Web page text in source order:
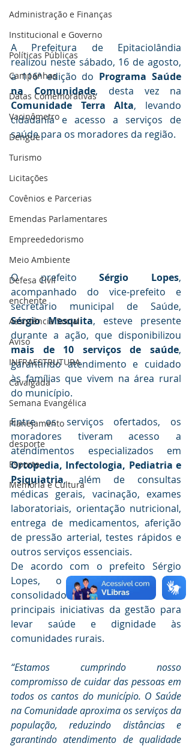
Administração e Finanças
Institucional e Governo
Políticas Públicas
Campanhas
Datas Comemorativas
Vacinômetro
Dengue
Turismo
Licitações
Covênios e Parcerias
Emendas Parlamentares
Empreededorismo
Meio Ambiente
Defesa Civil
enchente
Assistência Social
Aviso
INFRAESTRUTURA
Cavalgada
Semana Evangélica
Planejamento
desporte
Esporte
Memória e Cultura
A Prefeitura de Epitaciolândia
realizou neste sábado, 16 de agosto,
a 116ª edição do Programa Saúde
na Comunidade
Comunidade Terra Alta, levando
cidadania e acesso a serviços de
saúde para os moradores da região.
O prefeito Sérgio Lopes,
acompanhado do vice-prefeito e
Sérgio Mesquita, esteve presente
mais de 10 serviços de saúde,
garantindo atendimento e cuidado
às famílias que vivem na área rural
do município.
Entre os serviços ofertados, os
moradores tiveram acesso a
Ortopedia, Infectologia, Pediatria e
Psiquiatria, além de consultas
médicas gerais, vacinação, exames
laboratoriais, orientação nutricional,
entrega de medicamentos, aferição
de pressão arterial, testes rápidos e
outros serviços essenciais.
De acordo com o prefeito Sérgio
Lopes, o programa tem se
consolidado como uma das
principais iniciativas da gestão para
levar saúde e dignidade às
comunidades rurais.
“Estamos cumprindo nosso
compromisso de cuidar das pessoas em
todos os cantos do município. O Saúde
na Comunidade aproxima os serviços da
população, reduzindo distâncias e
garantindo atendimento de qualidade